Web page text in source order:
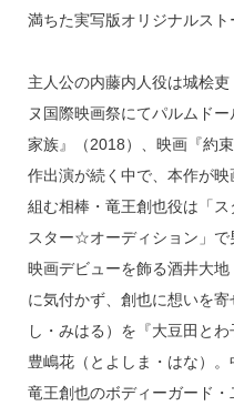
満ちた実写版オリジナルスト
主人公の内藤内人役は城桧
ヌ国際映画祭にてパルムド
家族』（2018）、映画『約
作出演が続く中で、本作が
組む相棒・竜王創也役は「
スター☆オーディション」で
映画デビューを飾る酒井大
に気付かず、創也に想いを
し・みはる）を『大豆田と
豊嶋花（とよしま・はな）
竜王創也のボディーガード